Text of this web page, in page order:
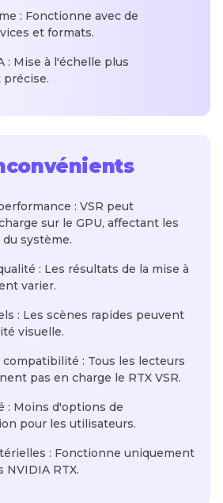
: Fonctionne avec de
et formats.
: Mise à l'échelle plus
: VSR peut
sur le GPU, affectant les
système.
: Les résultats de la mise à
varier.
: Les scènes rapides peuvent
visuelle.
: Tous les lecteurs
pas en charge le RTX VSR.
: Moins d'options de
pour les utilisateurs.
: Fonctionne uniquement
NVIDIA RTX.